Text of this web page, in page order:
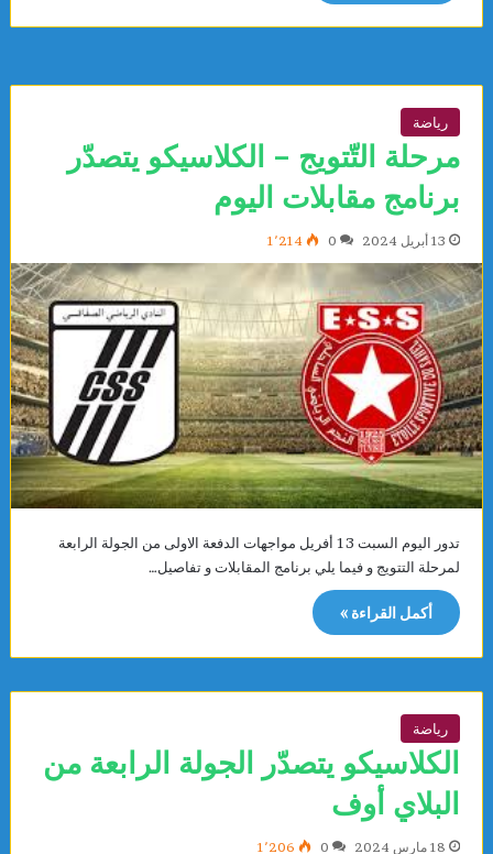
رياضة
مرحلة التّتويج – الكلاسيكو يتصدّر
برنامج مقابلات اليوم
13 أبريل 2024 0 1٬214
تدور اليوم السبت 13 أفريل مواجهات الدفعة الاولى من الجولة الرابعة
لمرحلة التتويج و فيما يلي برنامج المقابلات و تفاصيل…
أكمل القراءة »
رياضة
الكلاسيكو يتصدّر الجولة الرابعة من
البلاي أوف
18 مارس 2024 0 1٬206